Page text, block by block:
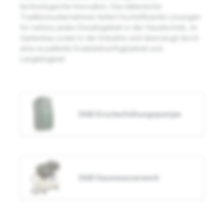
DAB Druckerhöhungspumpe
DAB Hauswasserwerk